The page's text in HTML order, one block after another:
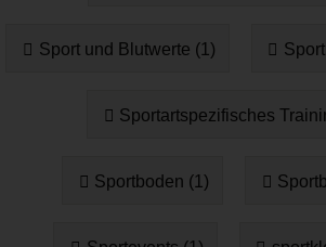
Sport und Blutwerte (1)
Sportartspezifisches
Sportboden (1)